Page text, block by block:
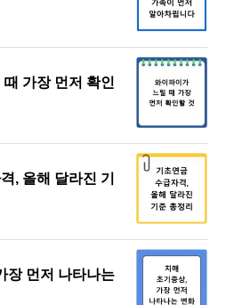
가장 먼저 확인
, 올해 달라진 기
장 먼저 나타나는